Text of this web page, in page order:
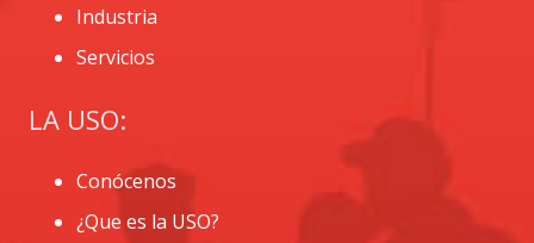
Industria
Servicios
LA USO:
Conócenos
¿Que es la USO?